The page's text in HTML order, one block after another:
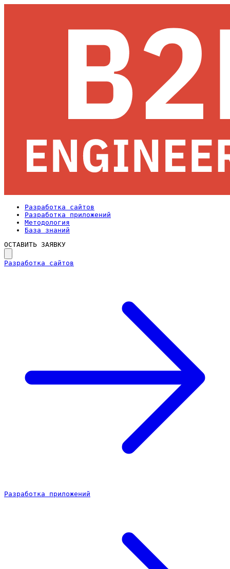
Разработка сайтов
Разработка приложений
Методология
База знаний
ОСТАВИТЬ ЗАЯВКУ
Разработка сайтов
Разработка приложений